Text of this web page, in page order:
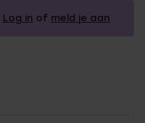
Log in of meld je aan